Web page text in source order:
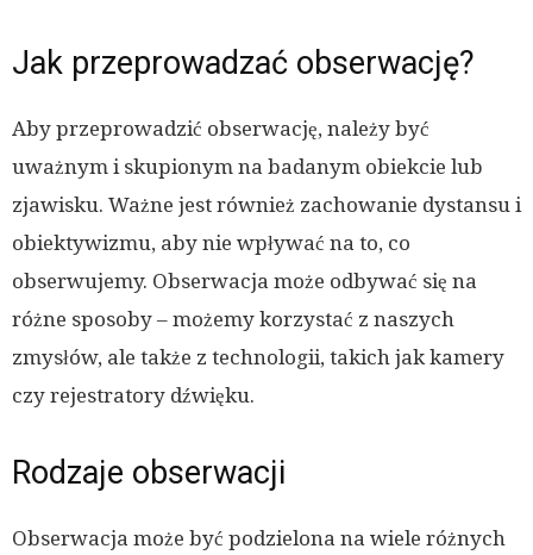
Jak przeprowadzać obserwację?
Aby przeprowadzić obserwację, należy być
uważnym i skupionym na badanym obiekcie lub
zjawisku. Ważne jest również zachowanie dystansu i
obiektywizmu, aby nie wpływać na to, co
obserwujemy. Obserwacja może odbywać się na
różne sposoby – możemy korzystać z naszych
zmysłów, ale także z technologii, takich jak kamery
czy rejestratory dźwięku.
Rodzaje obserwacji
Obserwacja może być podzielona na wiele różnych